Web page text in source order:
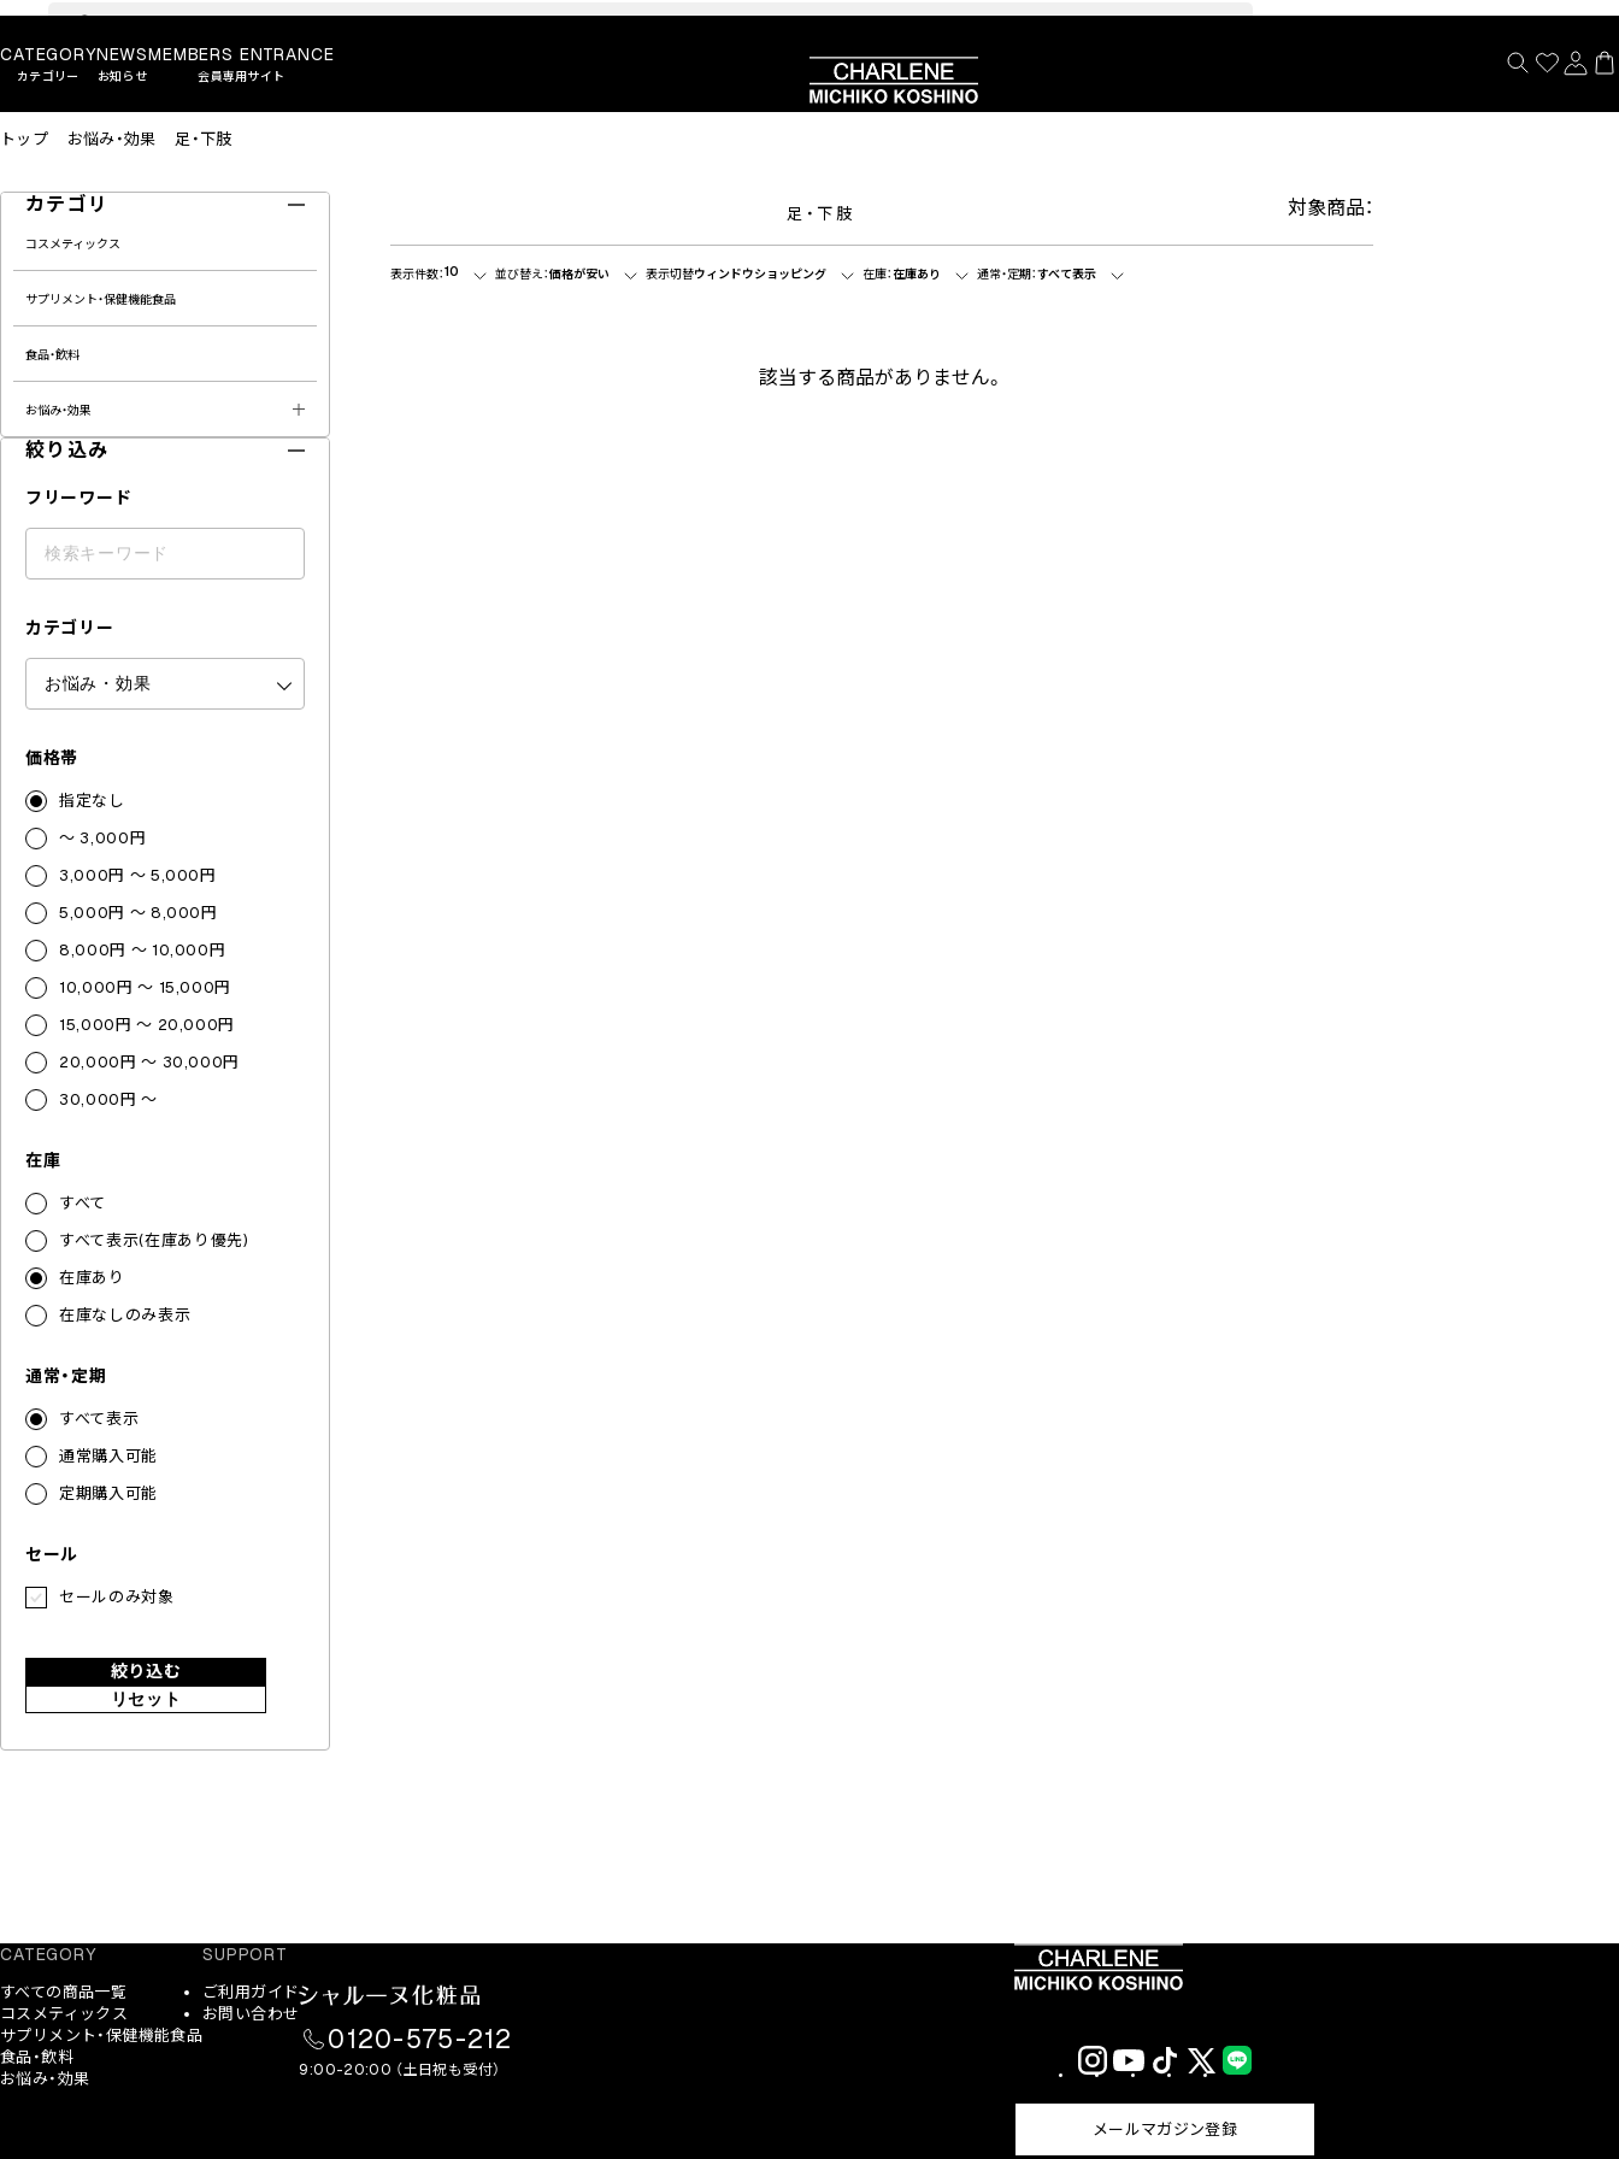
CATEGORY
カテゴリー
NEWS
お知らせ
MEMBERS ENTRANCE
会員専用サイト
トップ お悩み・効果 足・下肢
カテゴリ
コスメティックス
サプリメント・保健機能食品
食品・飲料
お悩み・効果
絞り込み
フリーワード
カテゴリー
価格帯
指定なし
～ 3,000円
3,000円 ～ 5,000円
5,000円 ～ 8,000円
8,000円 ～ 10,000円
10,000円 ～ 15,000円
15,000円 ～ 20,000円
20,000円 ～ 30,000円
30,000円 ～
在庫
すべて
すべて表示(在庫あり優先)
在庫あり
在庫なしのみ表示
通常・定期
すべて表示
通常購入可能
定期購入可能
セール
セールのみ対象
絞り込む
リセット
足・下肢 対象商品：
表示件数：10 並び替え：価格が安い 表示切替ウィンドウショッピング 在庫：在庫あり 通常・定期：すべて表示
該当する商品がありません。
CATEGORY
すべての商品一覧
コスメティックス
サプリメント・保健機能食品
食品・飲料
お悩み・効果
SUPPORT
ご利用ガイド
お問い合わせ
0120-575-212
9:00-20:00 （土日祝も受付）
InstagramYouTubeTikTok X
(Twitter)
メールマガジン登録